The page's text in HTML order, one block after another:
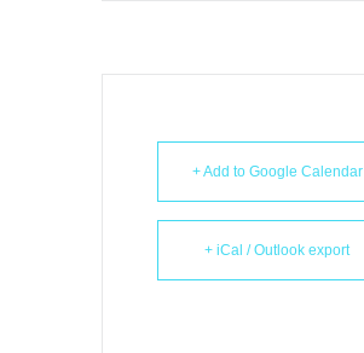
+ Add to Google Calendar
+ iCal / Outlook export